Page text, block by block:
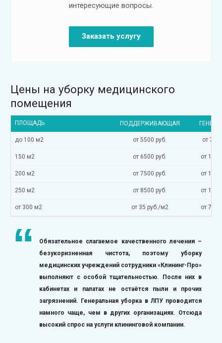
интересующие вопросы.
Заказать услугу
Цены на уборку медицинского
помещения
ПЛОЩАДЬ ПОДДЕРЖИВАЮЩАЯ
до 100 м2 от 5500 руб. от
150 м2 от 6500 руб. от
200 м2 от 7500 руб. от
250 м2 от 8500 руб. от
от 300 м2 от 35 руб./м2 от 70
Обязательное слагаемое качественного лечения –
безукоризненная чистота, поэтому уборку
медицинских учреждений сотрудники «Клининг-Про»
выполняют с особой тщательностью. После них в
кабинетах и палатах не остаётся пыли и прочих
загрязнений. Генеральная уборка в ЛПУ проводится
намного чаще, чем в других организациях. Отсюда
высокий спрос на услуги клининговой компании.